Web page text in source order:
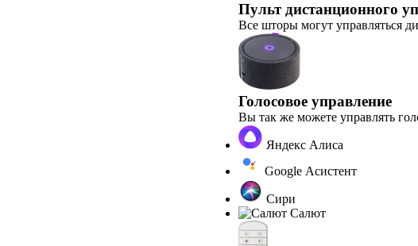
Пульт дистанционного
Все шторы могут управляться
Голосовое управление
Вы так же можете управлять
Яндекс Алиса
Google Асистент
Сири
Салют